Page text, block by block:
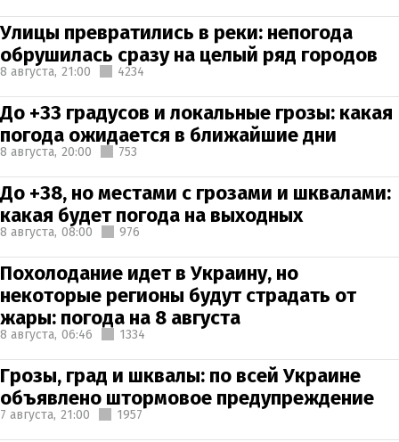
Улицы превратились в реки: непогода
обрушилась сразу на целый ряд городов
8 августа, 21:00 4234
До +33 градусов и локальные грозы: какая
погода ожидается в ближайшие дни
8 августа, 20:00 753
До +38, но местами с грозами и шквалами:
какая будет погода на выходных
8 августа, 08:00 976
Похолодание идет в Украину, но
некоторые регионы будут страдать от
жары: погода на 8 августа
8 августа, 06:46 1334
Грозы, град и шквалы: по всей Украине
объявлено штормовое предупреждение
7 августа, 21:00 1957